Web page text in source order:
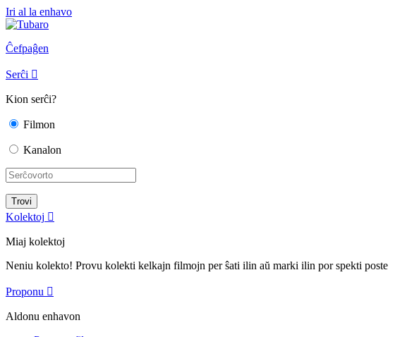
Iri al la enhavo
Ĉefpaĝen
Serĉi 
Kion serĉi?
Filmon
Kanalon
Kolektoj 
Miaj kolektoj
Neniu kolekto! Provu kolekti kelkajn filmojn per ŝati ilin aŭ marki ilin por spekti poste
Proponu 
Aldonu enhavon